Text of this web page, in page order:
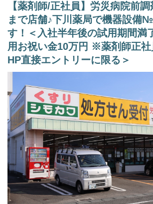
【薬剤師/正社員】労災病院前
まで店舗♪下川薬局で機器設備
す！＜入社半年後の試用期間満
用お祝い金10万円 ※薬剤師正社
HP直接エントリーに限る＞